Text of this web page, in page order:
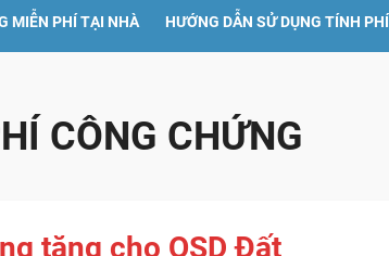
MIỄN PHÍ TẠI NHÀ HƯỚNG DẪN SỬ DỤNG TÍNH PHÍ
CÔNG CHỨNG
tặng cho QSD Đất